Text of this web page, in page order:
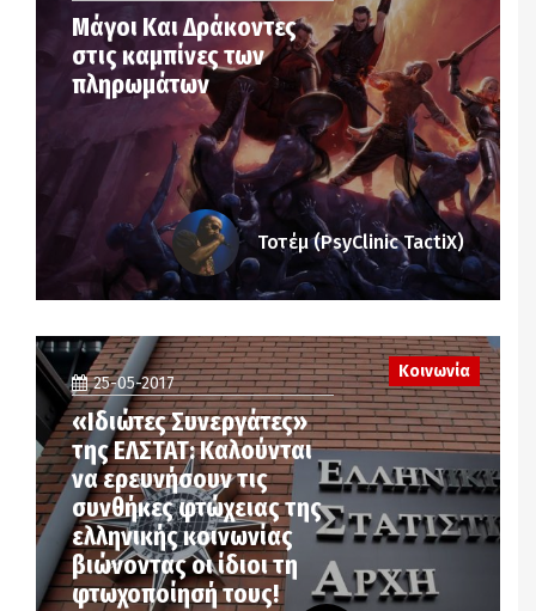
Μάγοι Και Δράκοντες
στις καμπίνες των
πληρωμάτων
Τοτέμ (PsyClinic TactiX)
25-05-2017
«Ιδιώτες Συνεργάτες»
της ΕΛΣΤΑΤ: Καλούνται
να ερευνήσουν τις
συνθήκες φτώχειας της
ελληνικής κοινωνίας
βιώνοντας οι ίδιοι τη
φτωχοποίησή τους!
Κοινωνία